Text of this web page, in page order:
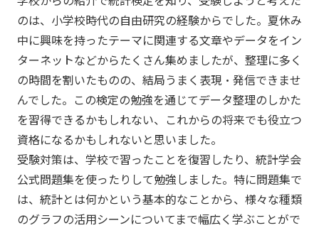
のは、小学校時代の自由研究の経験からでした。夏休み
中に興味を持ったテーマに関連する文章やデータをイン
ターネットなどからたくさん集めましたが、整理に多く
の時間を割いたものの、結局うまく表現・発信できませ
んでした。この検定の勉強を通じてデータ整理のしかた
を習得できるかもしれない、これからの将来でも役立つ
資格になるかもしれないと思いました。
受験対策は、学校で習ったことを復習したり、統計学会
公式問題集を使ったりして勉強しました。特に問題集で
は、統計とは何かという基本的なことから、様々な種類
のグラフの活用シーンについてまで幅広く学ぶことがで